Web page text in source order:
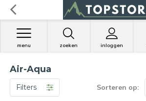
zoeken inloggen
menu
Air-Aqua
Filters Sorteren op: